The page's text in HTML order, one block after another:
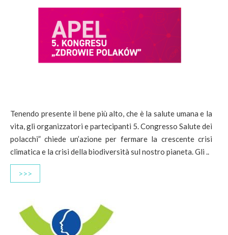
Tenendo presente il bene più alto, che è la salute umana e la
vita, gli organizzatori e partecipanti 5. Congresso Salute dei
polacchi” chiede un’azione per fermare la crescente crisi
climatica e la crisi della biodiversità sul nostro pianeta. Gli ..
>>>